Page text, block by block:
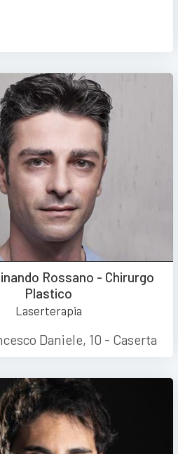
Rossano - Chirurgo
Plastico
Laserterapia
Daniele, 10 - Caserta